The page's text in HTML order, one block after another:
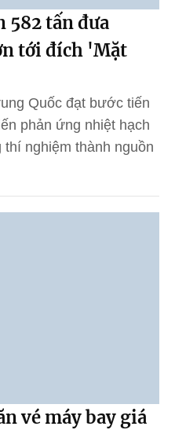
582 tấn đưa
tới đích 'Mặt
Quốc đạt bước tiến
phản ứng nhiệt hạch
nghiệm thành nguồn
vé máy bay giá